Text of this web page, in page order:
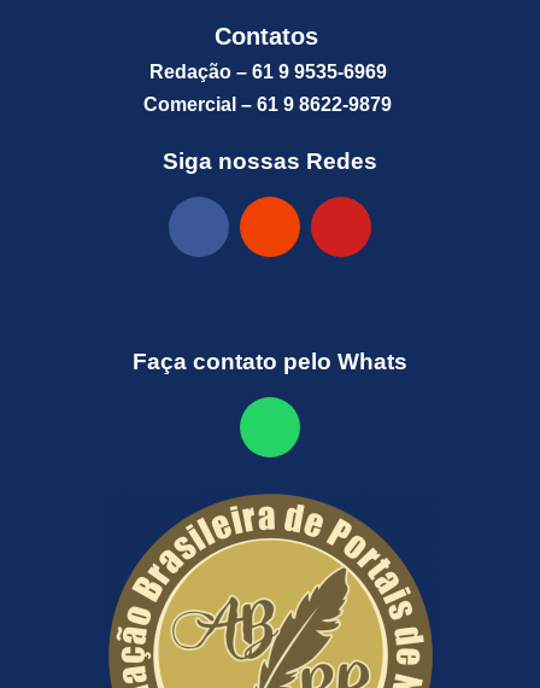
Contatos
Redação – 61 9 9535-6969
Comercial – 61 9 8622-9879
Siga nossas Redes
Faça contato pelo Whats